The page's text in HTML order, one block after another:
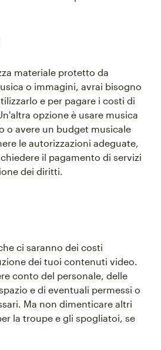
materiale protetto da
o immagini, avrai bisogno
e per pagare i costi di
opzione è usare musica
o avere un budget musicale
le autorizzazioni adeguate,
il pagamento di servizi
dei diritti.
ci saranno dei costi
dei tuoi contenuti video.
conto del personale, delle
e di eventuali permessi o
Ma non dimenticare altri
la troupe e gli spogliatoi, se